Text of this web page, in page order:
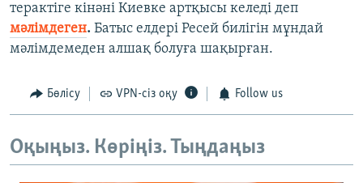
терактіге кінәні Киевке артқысы келеді деп
мәлімдеген. Батыс елдері Ресей билігін мұндай
мәлімдемеден алшақ болуға шақырған.
Бөлісу VPN-сіз оқу Follow us
Оқыңыз. Көріңіз. Тыңдаңыз